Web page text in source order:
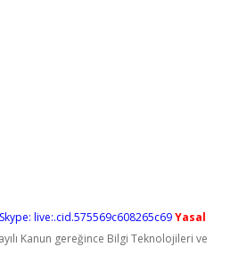
Skype: live:.cid.575569c608265c69Yasal
Kanun gereğince Bilgi Teknolojileri ve